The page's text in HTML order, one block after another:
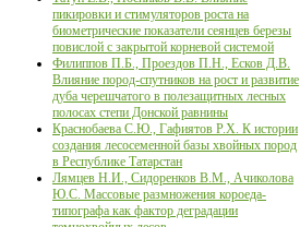
пикировки и стимуляторов роста на
биометрические показатели сеянцев березы
повислой с закрытой корневой системой
Филиппов П.Б., Проездов П.Н., Есков Д.В.
Влияние пород-спутников на рост и развитие
дуба черешчатого в полезащитных лесных
полосах степи Донской равнины
Краснобаева С.Ю., Гафиятов Р.Х. К истории
создания лесосеменной базы хвойных пород
в Республике Татарстан
Лямцев Н.И., Сидоренков В.М., Ачиколова
Ю.С. Массовые размножения короеда-
типографа как фактор деградации